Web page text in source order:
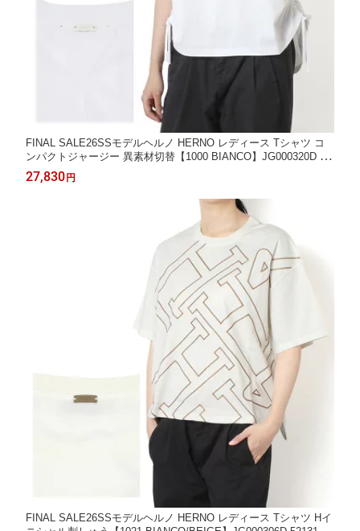
FINAL SALE26SSモデルヘルノ HERNO レディース Tシャツ コ
ンパクトジャージー 異素材切替【1000 BIANCO】JG000320D 52
000 1000/【2026SS】l-tops
27,830円
FINAL SALE26SSモデルヘルノ HERNO レディース Tシャツ Hイ